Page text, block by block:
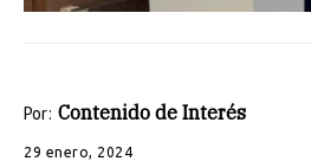
Por: Contenido de Interés
29 enero, 2024